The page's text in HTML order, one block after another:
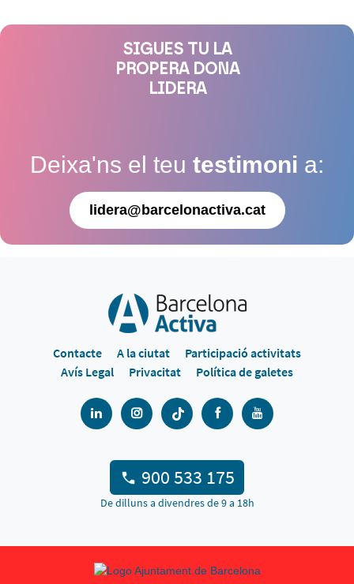
SIGUES TU LA
PROPERA DONA
LIDERA
Deixa'ns el teu testimoni a:
lidera@barcelonactiva.cat
Contacte A la ciutat
Participació activitats
Avís Legal
Privacitat Política de galetes
900 533 175
De dilluns a divendres de 9 a 18h